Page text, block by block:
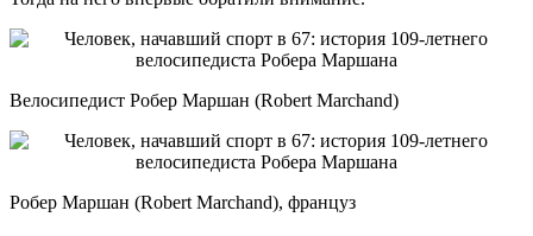
Велосипедист Робер Маршан (Robert Marchand)
Робер Маршан (Robert Marchand), француз